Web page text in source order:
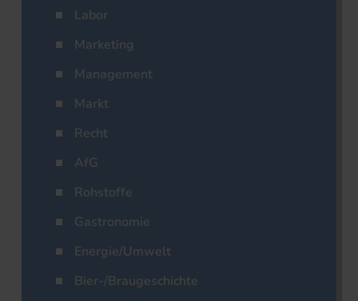
Labor
Marketing
Management
Markt
Recht
AfG
Rohstoffe
Gastronomie
Energie/Umwelt
Bier-/Braugeschichte